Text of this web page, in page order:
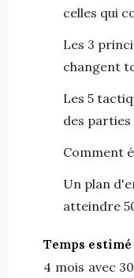
celles qui
Les 3
changent
Les 5
des
Comment
Un plan
atteindre
Temps
4 mois avec